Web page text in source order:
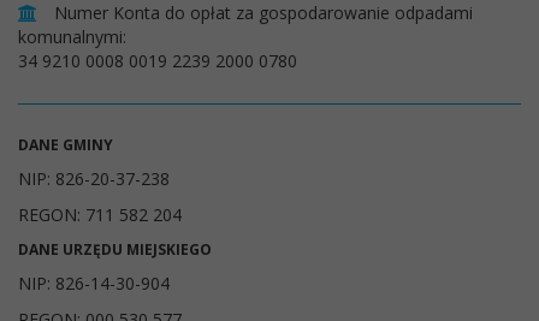
Numer Konta do opłat za gospodarowanie odpadami
komunalnymi:
34 9210 0008 0019 2239 2000 0780
DANE GMINY
NIP: 826-20-37-238
REGON: 711 582 204
DANE URZĘDU MIEJSKIEGO
NIP: 826-14-30-904